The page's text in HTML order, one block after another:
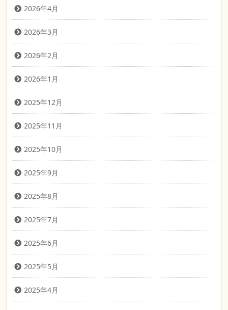
2026年4月
2026年3月
2026年2月
2026年1月
2025年12月
2025年11月
2025年10月
2025年9月
2025年8月
2025年7月
2025年6月
2025年5月
2025年4月